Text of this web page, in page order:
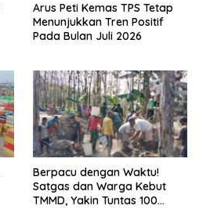
Arus Peti Kemas TPS Tetap
Menunjukkan Tren Positif
Pada Bulan Juli 2026
Berpacu dengan Waktu!
Satgas dan Warga Kebut
TMMD, Yakin Tuntas 100